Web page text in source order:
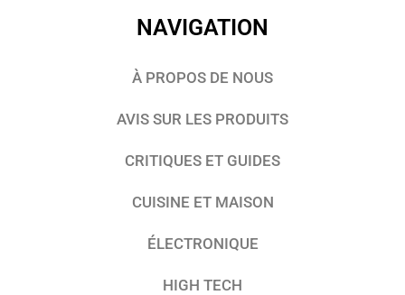
NAVIGATION
À PROPOS DE NOUS
AVIS SUR LES PRODUITS
CRITIQUES ET GUIDES
CUISINE ET MAISON
ÉLECTRONIQUE
HIGH TECH